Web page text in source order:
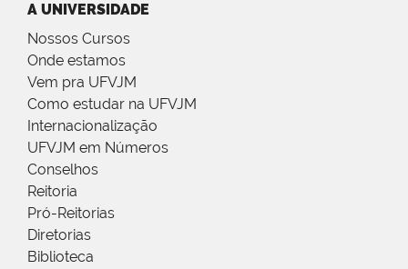
A UNIVERSIDADE
Nossos Cursos
Onde estamos
Vem pra UFVJM
Como estudar na UFVJM
Internacionalização
UFVJM em Números
Conselhos
Reitoria
Pró-Reitorias
Diretorias
Biblioteca